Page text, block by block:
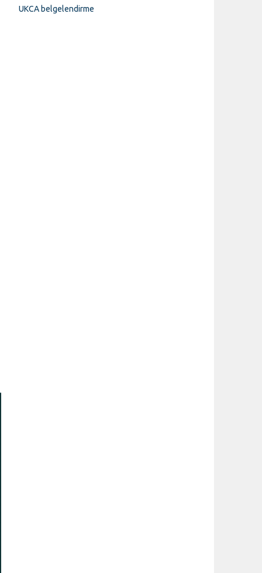
UKCA belgelendirme